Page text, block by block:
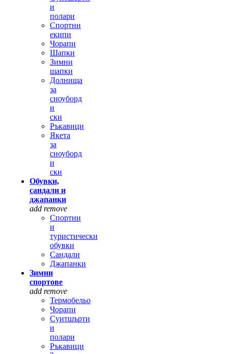
и
полари
Спортни
екипи
Чорапи
Шапки
Зимни
шапки
Долнища
за
сноуборд
и
ски
Ръкавици
Якета
за
сноуборд
и
ски
Обувки,
сандали и
джапанки
add remove
Спортни
и
туристически
обувки
Сандали
Джапанки
Зимни
спортове
add remove
Термобельо
Чорапи
Суитшърти
и
полари
Ръкавици